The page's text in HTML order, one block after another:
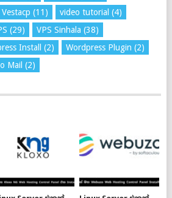
Vestacp (11) video tutorial (4)
(29) VPS Sinhala (38)
Install (2) Wordpress Plugin (2)
Mail (2)